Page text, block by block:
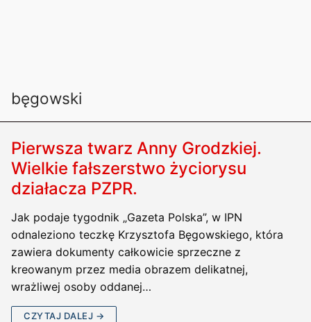
bęgowski
Pierwsza twarz Anny Grodzkiej.
Wielkie fałszerstwo życiorysu
działacza PZPR.
Jak podaje tygodnik „Gazeta Polska”, w IPN
odnaleziono teczkę Krzysztofa Bęgowskiego, która
zawiera dokumenty całkowicie sprzeczne z
kreowanym przez media obrazem delikatnej,
wrażliwej osoby oddanej…
CZYTAJ DALEJ →